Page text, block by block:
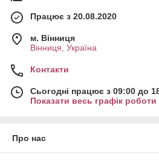
Працює з 20.08.2020
м. Вінниця
Вінниця, Україна
Контакти
Сьогодні працює з 09:00 до
Показати весь графік роботи
Про нас